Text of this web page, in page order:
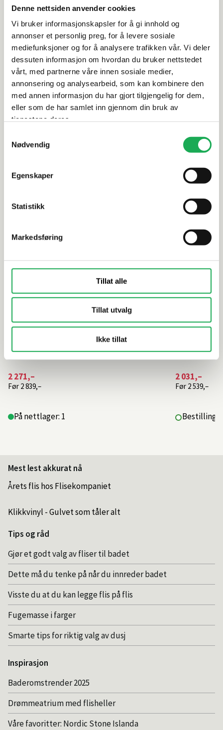
Denne nettsiden anvender cookies
Vi bruker informasjonskapsler for å gi innhold og
annonser et personlig preg, for å levere sosiale
mediefunksjoner og for å analysere trafikken vår. Vi deler
dessuten informasjon om hvordan du bruker nettstedet
vårt, med partnerne våre innen sosiale medier,
annonsering og analysearbeid, som kan kombinere den
med annen informasjon du har gjort tilgjengelig for dem,
eller som de har samlet inn gjennom din bruk av
tjenestene deres.
Nødvendig
Egenskaper
Statistikk
Markedsføring
Tillat alle
Tillat utvalg
Ikke tillat
Rengjøring og vedlikehold
Leveringsinformasjon
Dokumentasjon
Shadow
-20%
SCANDTAP
2 271,–
Før 2 839,–
På nettlager: 1
Black
-20%
SCANDTAP
2 031,–
Før 2 539,–
Mest lest akkurat nå
Årets flis hos Flisekompaniet
Klikkvinyl - Gulvet som tåler alt
Tips og råd
Gjør et godt valg av fliser til badet
Dette må du tenke på når du innreder badet
Visste du at du kan legge flis på flis
Fugemasse i farger
Smarte tips for riktig valg av dusj
Inspirasjon
Baderomstrender 2025
Drømmeatrium med flisheller
Våre favoritter: Nordic Stone Islanda